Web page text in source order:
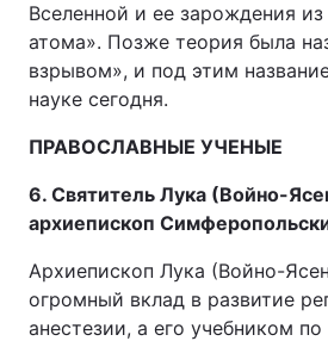
Вселенной и ее зарождения из
атома». Позже теория была
взрывом», и под этим
науке сегодня.
ПРАВОСЛАВНЫЕ УЧЕНЫЕ
6. Святитель Лука (Войно-
архиепископ
Архиепископ Лука (Войно-
огромный вклад в развитие
анестезии, а его учебником